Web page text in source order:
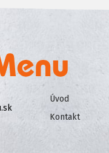
Úvod
Kontakt